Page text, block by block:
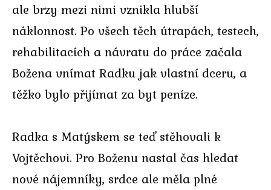
ale brzy mezi nimi vznikla hlubší
náklonnost. Po všech těch útrapách, testech,
rehabilitacích a návratu do práce začala
Božena vnímat Radku jak vlastní dceru, a
těžko bylo přijímat za byt peníze.
Radka s Matýskem se teď stěhovali k
Vojtěchovi. Pro Boženu nastal čas hledat
nové nájemníky, srdce ale měla plné